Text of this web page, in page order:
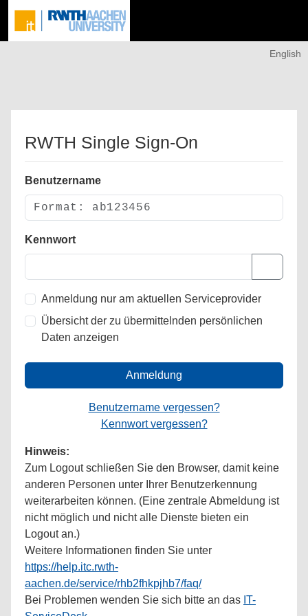
English
RWTH Single Sign-On
Benutzername
Kennwort
Anmeldung nur am aktuellen Serviceprovider
Übersicht der zu übermittelnden persönlichen
Daten anzeigen
Anmeldung
Benutzername vergessen?
Kennwort vergessen?
Hinweis:
Zum Logout schließen Sie den Browser, damit keine
anderen Personen unter Ihrer Benutzerkennung
weiterarbeiten können. (Eine zentrale Abmeldung ist
nicht möglich und nicht alle Dienste bieten ein
Logout an.)
Weitere Informationen finden Sie unter
https://help.itc.rwth-
aachen.de/service/rhb2fhkpjhb7/faq/
Bei Problemen wenden Sie sich bitte an das IT-